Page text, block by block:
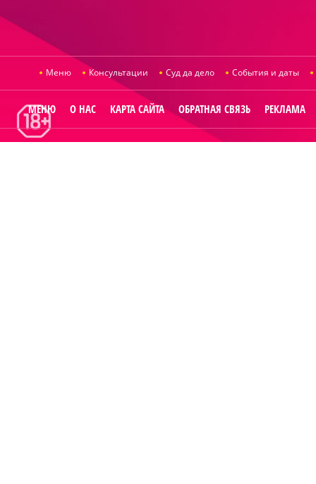
Меню Консультации Суд да дело События и даты
МЕНЮ О НАС КАРТА САЙТА ОБРАТНАЯ СВЯЗЬ РЕКЛАМА